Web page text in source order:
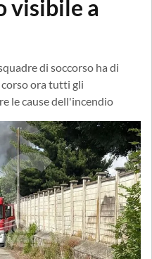
visibile a
di soccorso ha di
ora tutti gli
le cause dell'incendio